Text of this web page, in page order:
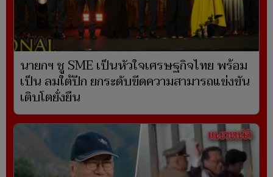
นายกฯ ชู SME เป็นหัวใจเศรษฐกิจไทย พร้อม
เป็น ลมใต้ปีก ยกระดับขีดความสามารถแข่งขัน
เติบโตยั่งยืน